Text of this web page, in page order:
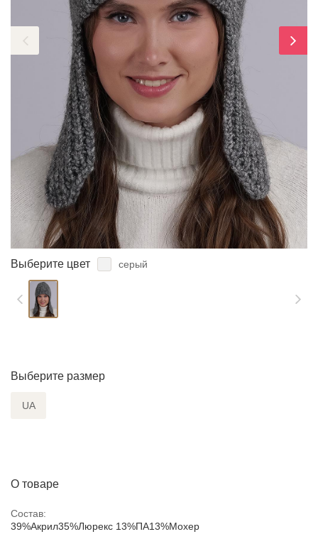
Выберите цвет серый
Выберите размер
UA
О товаре
Состав:
39%Акрил35%Люрекс 13%ПА13%Мохер